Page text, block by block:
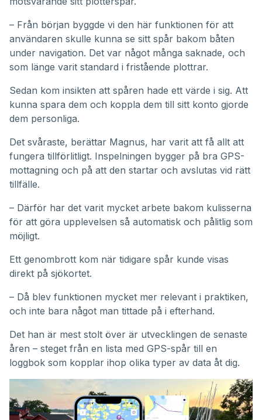
– Från början byggde vi den här funktionen för att
användaren skulle kunna se sitt spår bakom båten
under navigation. Det var något många saknade, och
som länge varit standard i fristående plottrar.
Sedan kom insikten att spåren hade ett värde i sig. Att
kunna spara dem och koppla dem till sitt konto gjorde
dem personliga.
Det svåraste, berättar Magnus, har varit att få allt att
fungera tillförlitligt. Inspelningen bygger på bra GPS-
mottagning och på att den startar och avslutas vid rätt
tillfälle.
– Därför har det varit mycket arbete bakom kulisserna
för att göra upplevelsen så automatisk och pålitlig som
möjligt.
Ett genombrott kom när tidigare spår kunde visas
direkt på sjökortet.
– Då blev funktionen mycket mer relevant i praktiken,
och inte bara något man tittade på i efterhand.
Det han är mest stolt över är utvecklingen de senaste
åren – steget från en lista med GPS-spår till en
loggbok som kopplar ihop olika typer av data åt dig.